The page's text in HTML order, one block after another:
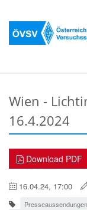
Wien -
16.4.2024
Download PDF
16.04.24, 17:00
Presseaussendungen